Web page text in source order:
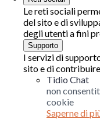
Le reti sociali
del sito e di
degli utenti a fini
Supporto
I servizi di
sito e di
Tidio Chat
non
cookie
Saperne di